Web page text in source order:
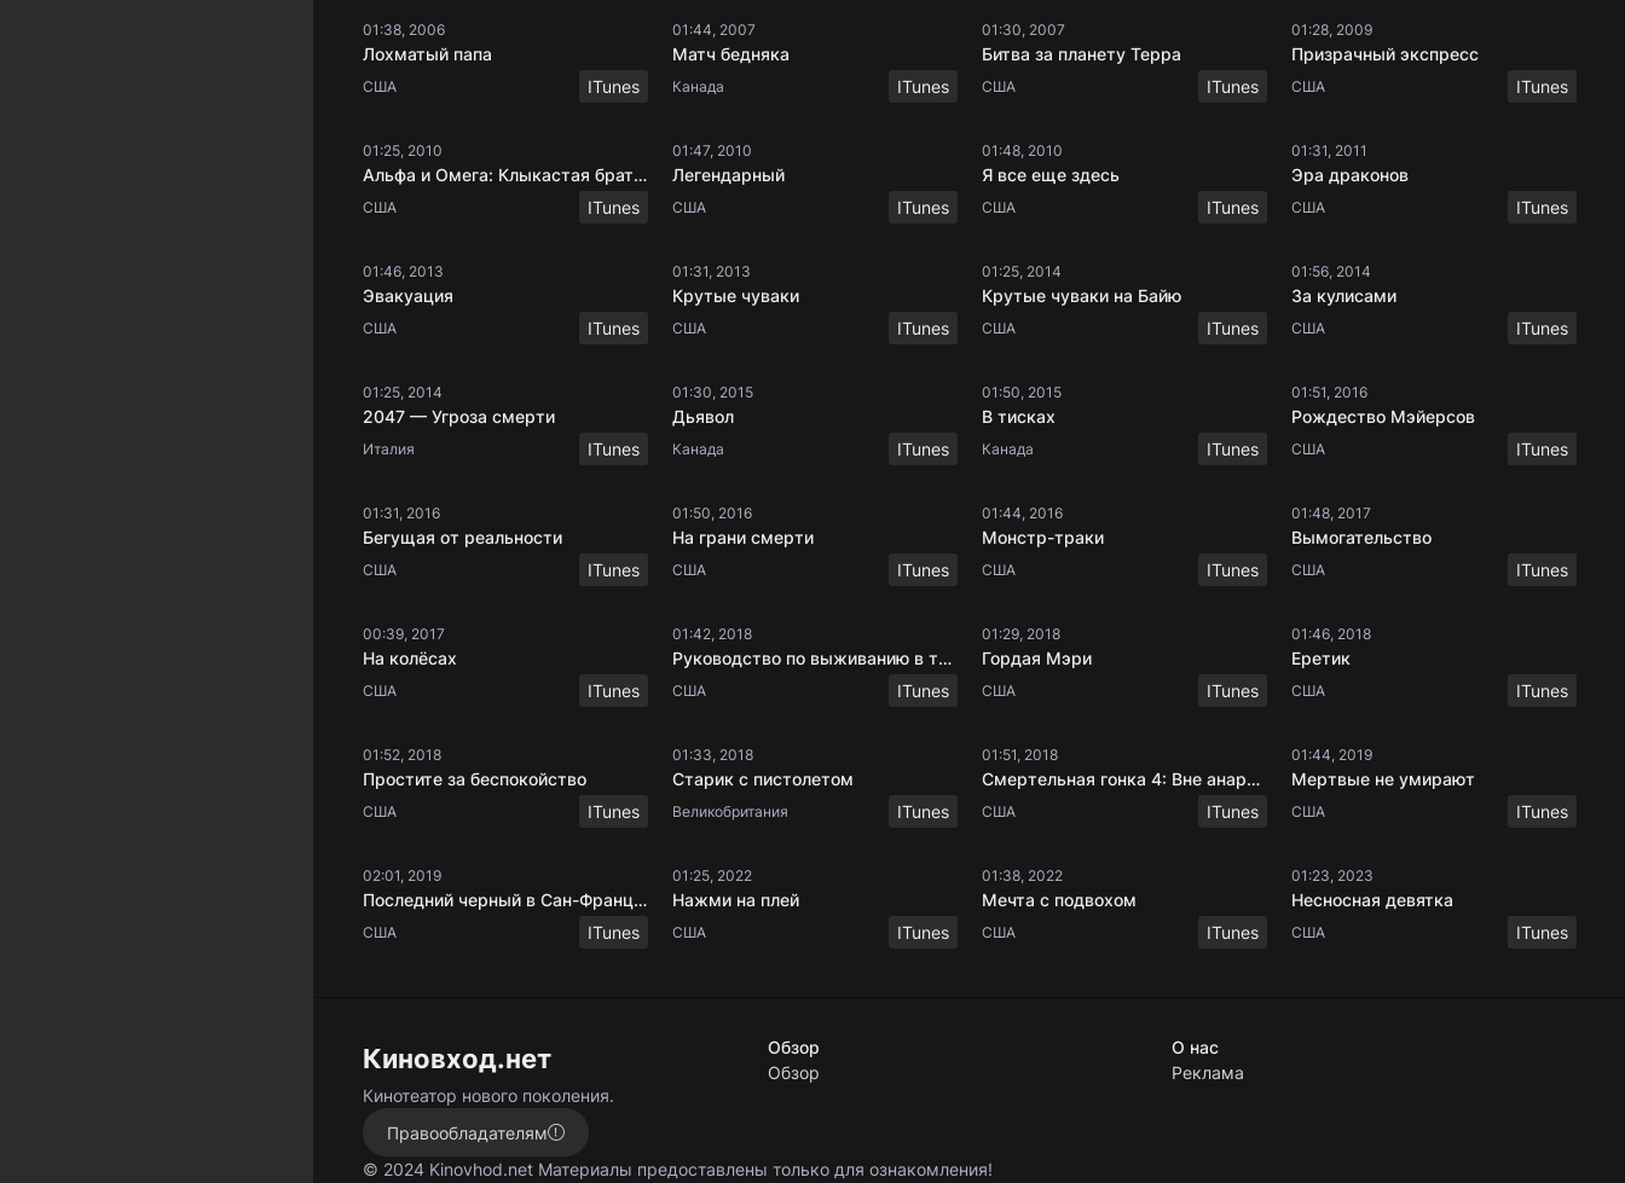
01:38, 2006
Лохматый папа
США ITunes
01:44, 2007
Матч бедняка
Канада ITunes
01:30, 2007
Битва за планету Терра
США ITunes
01:28, 2009
Призрачный экспресс
США ITunes
01:25, 2010
Альфа и Омега: Клыкастая братва
США ITunes
01:47, 2010
Легендарный
США ITunes
01:48, 2010
Я все еще здесь
США ITunes
01:31, 2011
Эра драконов
США ITunes
01:46, 2013
Эвакуация
США ITunes
01:31, 2013
Крутые чуваки
США ITunes
01:25, 2014
Крутые чуваки на Байю
США ITunes
01:56, 2014
За кулисами
США ITunes
01:25, 2014
2047 — Угроза смерти
Италия ITunes
01:30, 2015
Дьявол
Канада ITunes
01:50, 2015
В тисках
Канада ITunes
01:51, 2016
Рождество Мэйерсов
США ITunes
01:31, 2016
Бегущая от реальности
США ITunes
01:50, 2016
На грани смерти
США ITunes
01:44, 2016
Монстр-траки
США ITunes
01:48, 2017
Вымогательство
США ITunes
00:39, 2017
На колёсах
США ITunes
01:42, 2018
Руководство по выживанию в тюрьме
США ITunes
01:29, 2018
Гордая Мэри
США ITunes
01:46, 2018
Еретик
США ITunes
01:52, 2018
Простите за беспокойство
США ITunes
01:33, 2018
Старик с пистолетом
Великобритания ITunes
01:51, 2018
Смертельная гонка 4: Вне анархии
США ITunes
01:44, 2019
Мертвые не умирают
США ITunes
02:01, 2019
Последний черный в Сан-Франциско
США ITunes
01:25, 2022
Нажми на плей
США ITunes
01:38, 2022
Мечта с подвохом
США ITunes
01:23, 2023
Несносная девятка
США ITunes
Киновход.нет
Кинотеатор нового поколения.
Правообладателям
Обзор
Обзор
О нас
Реклама
© 2024 Kinovhod.net Материалы предоставлены только для ознакомления!